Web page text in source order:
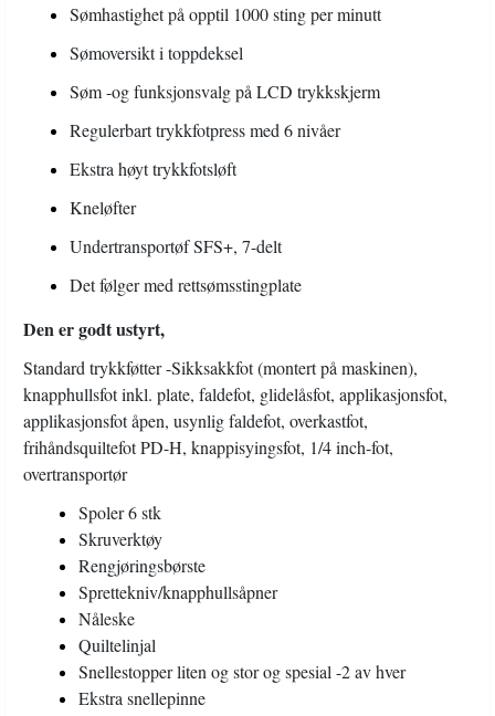
Sømhastighet på opptil 1000 sting per minutt
Sømoversikt i toppdeksel
Søm -og funksjonsvalg på LCD trykkskjerm
Regulerbart trykkfotpress med 6 nivåer
Ekstra høyt trykkfotsløft
Kneløfter
Undertransportøf SFS+, 7-delt
Det følger med rettsømsstingplate
Den er godt ustyrt,
Standard trykkføtter -Sikksakkfot (montert på maskinen),
knapphullsfot inkl. plate, faldefot, glidelåsfot, applikasjonsfot,
applikasjonsfot åpen, usynlig faldefot, overkastfot,
frihåndsquiltefot PD-H, knappisyingsfot, 1/4 inch-fot,
overtransportør
Spoler 6 stk
Skruverktøy
Rengjøringsbørste
Sprettekniv/knapphullsåpner
Nåleske
Quiltelinjal
Snellestopper liten og stor og spesial -2 av hver
Ekstra snellepinne